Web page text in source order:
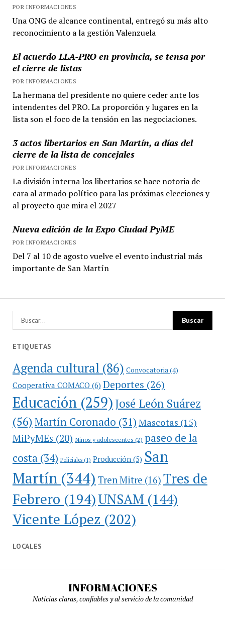
POR INFORMACIONES
Una ONG de alcance continental, entregó su más alto
reconocimiento a la gestión Valenzuela
El acuerdo LLA-PRO en provincia, se tensa por
el cierre de listas
POR INFORMACIONES
La hermana del presidente no quiere ceder ante los
intendentes del PRO. La proporción y lugares en la
lista son el foco de la tensión en las negociaciones.
3 actos libertarios en San Martín, a días del
cierre de la lista de concejales
POR INFORMACIONES
La división interna los libertarios se hace notoria de
cara al armado político para las próximas elecciones y
al proyecto que mira el 2027
Nueva edición de la Expo Ciudad PyME
POR INFORMACIONES
Del 7 al 10 de agosto vuelve el evento industrial más
importante de San Martín
ETIQUETAS
Agenda cultural (86) Convocatoria (4)
Cooperativa COMACO(6) Deportes (26)
Educación(259)José León Suárez
(56)Martín Coronado (31) Mascotas (15)
MiPyMEs (20) Niños y adolescentes (2) paseo de la
costa(34) Policiales(1) Producción(5) San
Martín(344) Tren Mitre (16) Tres de
Febrero (194)UNSAM (144)
Vicente López (202)
LOCALES
INFORMACIONES
Noticias claras, confiables y al servicio de la comunidad